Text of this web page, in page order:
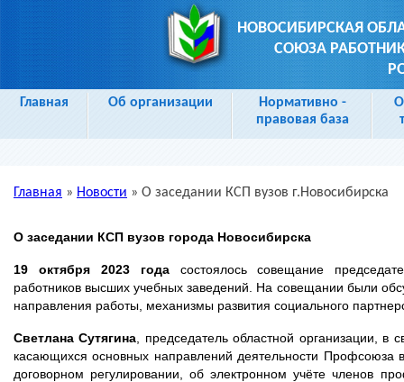
НОВОСИБИРСКАЯ
СОЮЗА
Главная Об организации
Нормативно -
правовая база
Главная » Новости » О заседании КСП вузов г.Новосибирска
О заседании КСП вузов города Новосибирска
19 октября 2023 года состоялось совещание
работников высших учебных заведений. На совещании были
направления работы, механизмы развития социального
Светлана Сутягина , председатель областной организации, в
касающихся основных направлений деятельности Профсоюза
договорном регулировании, об электронном учёте членов